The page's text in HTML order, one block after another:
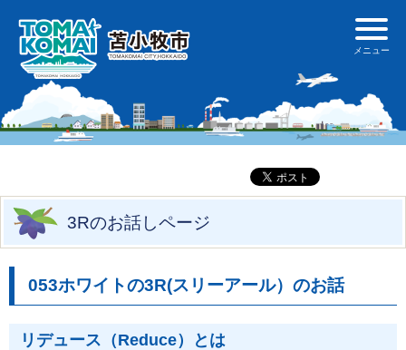
3Rのお話しページ
053ホワイトの3R(スリーアール）のお話
リデュース（Reduce）とは